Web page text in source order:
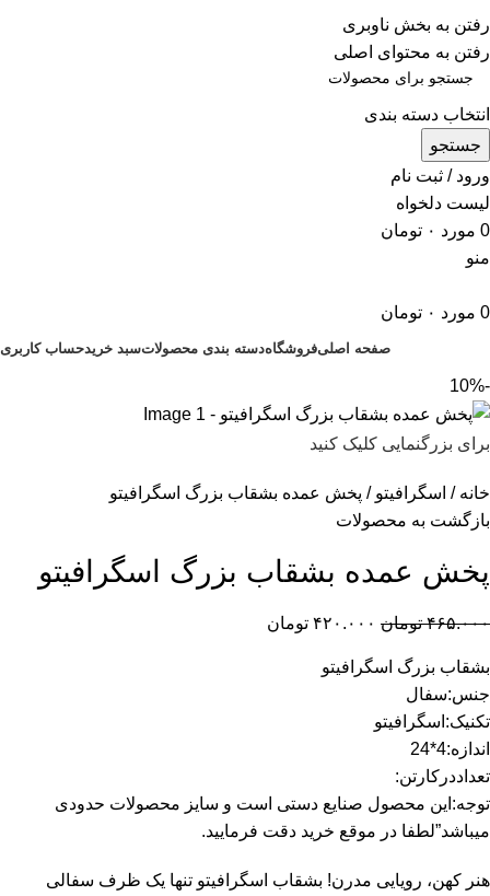
رفتن به بخش ناوبری
رفتن به محتوای اصلی
ADD ANYTHING HERE OR JUST REMOVE IT…
انتخاب دسته بندی
جستجو
ورود / ثبت نام
لیست دلخواه
0 مورد ۰ تومان
منو
0 مورد ۰ تومان
صفحه اصلیفروشگاهدسته بندی محصولاتسبد خریدحساب کاربری
-10%
برای بزرگنمایی کلیک کنید
خانه اسگرافیتو پخش عمده بشقاب بزرگ اسگرافیتو
بازگشت به محصولات
پخش عمده بشقاب بزرگ اسگرافیتو
۴۶۵.۰۰۰ تومان ۴۲۰.۰۰۰ تومان
بشقاب بزرگ اسگرافیتو
جنس:سفال
تکنیک:اسگرافیتو
اندازه:4*24
تعداددرکارتن:
توجه:این محصول صنایع دستی است و سایز محصولات حدودی
میباشد”لطفا در موقع خرید دقت فرمایید.
هنر کهن، رویایی مدرن! بشقاب اسگرافیتو تنها یک ظرف سفالی